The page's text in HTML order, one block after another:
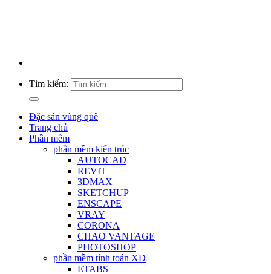
Tìm kiếm:
Đặc sản vùng quê
Trang chủ
Phần mềm
phần mềm kiến trúc
AUTOCAD
REVIT
3DMAX
SKETCHUP
ENSCAPE
VRAY
CORONA
CHAO VANTAGE
PHOTOSHOP
phần mềm tính toán XD
ETABS